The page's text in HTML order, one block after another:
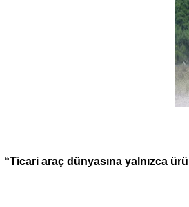
“Ticari araç dünyasına yalnızca